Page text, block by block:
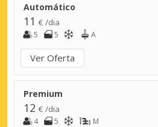
Automático
11 € /dia
Premium
12 € /dia
5 5 A
Ver Oferta
4 5 M